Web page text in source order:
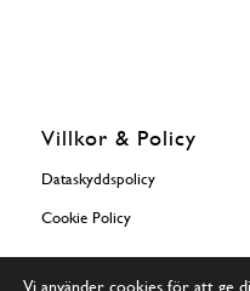
Villkor & Policy
Dataskyddspolicy
Cookie Policy
Vi använder cookies för att ge